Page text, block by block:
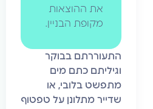
את ההוצאות
מקופת הבניין.
התעוררתם בבוקר
וגיליתם כתם מים
מתפשט בלובי, או
שדייר מתלונן על טפטוף